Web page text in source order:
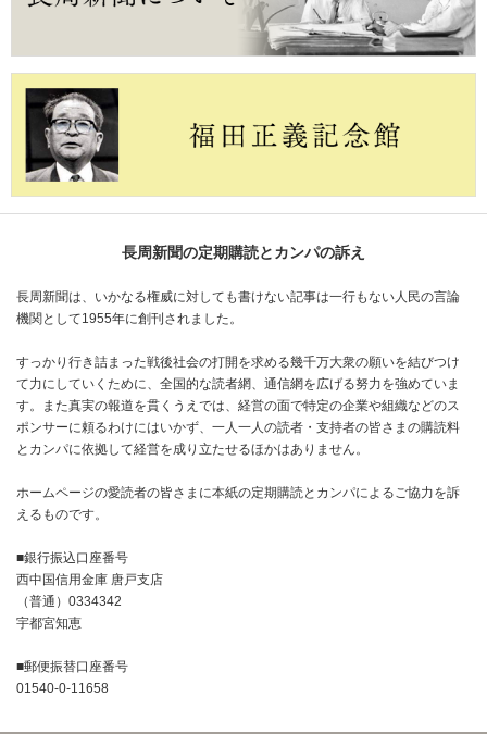
長周新聞の定期購読とカンパの訴え
長周新聞は、いかなる権威に対しても書けない記事は一行もない人民の言論
機関として1955年に創刊されました。
すっかり行き詰まった戦後社会の打開を求める幾千万大衆の願いを結びつけ
て力にしていくために、全国的な読者網、通信網を広げる努力を強めていま
す。また真実の報道を貫くうえでは、経営の面で特定の企業や組織などのス
ポンサーに頼るわけにはいかず、一人一人の読者・支持者の皆さまの購読料
とカンパに依拠して経営を成り立たせるほかはありません。
ホームページの愛読者の皆さまに本紙の定期購読とカンパによるご協力を訴
えるものです。
■銀行振込口座番号
西中国信用金庫 唐戸支店
（普通）0334342
宇都宮知恵
■郵便振替口座番号
01540-0-11658